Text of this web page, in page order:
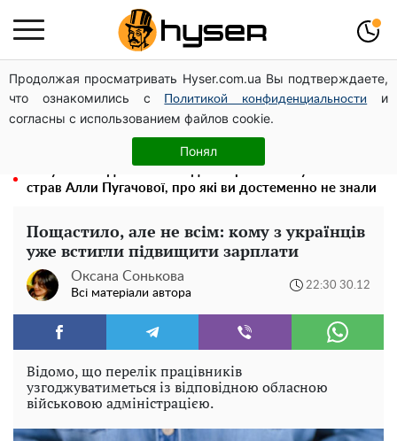
Продолжая просматривать Hyser.com.ua Вы подтверждаете,
что ознакомились с
Политикой конфиденциальности
и
согласны с использованием файлов cookie.
Понял
Олена Тополя злив відео – це далеко не все: фронтмен
"Антитіла" Тарас Тополя став наступним
Як учасник бойових дій може оформити пільгу на
оплату комунальних послуг: інструкція
страв Алли Пугачової, про які ви достеменно не знали
Пощастило, але не всім: кому з українців
уже встигли підвищити зарплати
Оксана Сонькова
Всі матеріали автора
22:30 30.12
Відомо, що перелік працівників
узгоджуватиметься із відповідною обласною
військовою адміністрацією.